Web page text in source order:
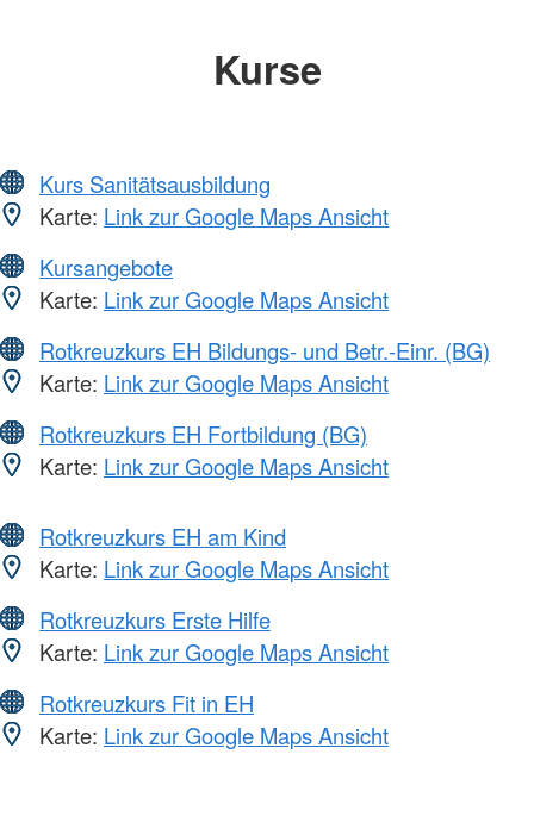
Kurse
Kurs Sanitätsausbildung
Karte: Link zur Google Maps Ansicht
Kursangebote
Karte: Link zur Google Maps Ansicht
Rotkreuzkurs EH Bildungs- und Betr.-Einr. (BG)
Karte: Link zur Google Maps Ansicht
Rotkreuzkurs EH Fortbildung (BG)
Karte: Link zur Google Maps Ansicht
Rotkreuzkurs EH am Kind
Karte: Link zur Google Maps Ansicht
Rotkreuzkurs Erste Hilfe
Karte: Link zur Google Maps Ansicht
Rotkreuzkurs Fit in EH
Karte: Link zur Google Maps Ansicht